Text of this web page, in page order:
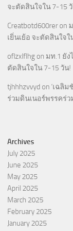
จะตัดสินใจใน 7-15
Creatbotd600rer on
เยิ่นเย้อ จะตัดสินใจใ
oflzxlflhg on มท.1 ยัง
ตัดสินใจใน 7-15 วัน!
tjhhhzvvyd on ‘เฉลิม
ร่วมดินเนอร์พรรคร่ว
Archives
July 2025
June 2025
May 2025
April 2025
March 2025
February 2025
January 2025